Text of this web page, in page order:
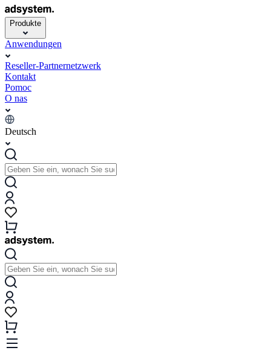
Produkte
Anwendungen
Reseller-Partnernetzwerk
Kontakt
Pomoc
O nas
Deutsch